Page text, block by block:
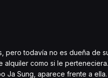
pero todavía no es dueña de
alquiler como si le
Ja Sung, aparece frente a